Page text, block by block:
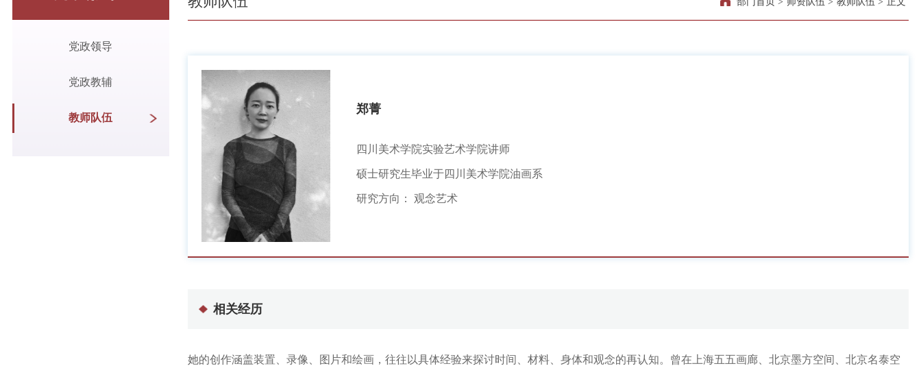
党政领导
党政教辅
教师队伍
郑菁
四川美术学院实验艺术学院讲师
硕士研究生毕业于四川美术学院油画系
研究方向： 观念艺术
相关经历
她的创作涵盖装置、录像、图片和绘画，往往以具体经验来探讨时间、材料、身体和观念的再认知。曾在上海五五画廊、北京墨方空间、北京名泰空